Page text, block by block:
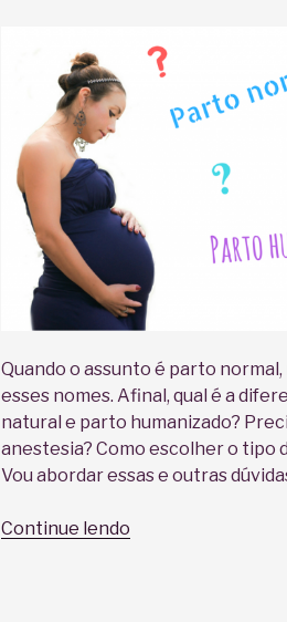
fundamental.”
Quando o assunto é parto
esses nomes. Afinal, qual é a
natural e parto humanizado?
anestesia? Como escolher o tipo
Vou abordar essas e outras
Continue lendo